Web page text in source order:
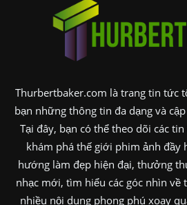
Thurbertbaker.com là trang tin tức
bạn những thông tin đa dạng và
Tại đây, bạn có thể theo dõi các
khám phá thế giới phim ảnh đầy
hướng làm đẹp hiện đại, thưởng
nhạc mới, tìm hiểu các góc nhìn về
nhiều nội dung phong phú xoay